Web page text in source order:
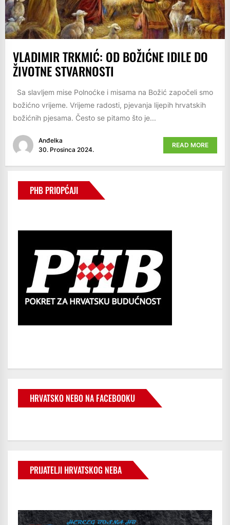
VLADIMIR TRKMIĆ: OD BOŽIĆNE IDILE DO
ŽIVOTNE STVARNOSTI
Sa slavljem mise Polnoćke i misama na Božić započeli smo
božićno vrijeme. Vrijeme radosti, pjevanja lijepih hrvatskih
božićnih pjesama. Često se pitamo što je...
Anđelka
30. Prosinca 2024.
READ MORE
PHB PRIOPĆAJI
HRVATSKO NEBO NA FACEBOOKU
PRIJATELJI HRVATSKOG NEBA